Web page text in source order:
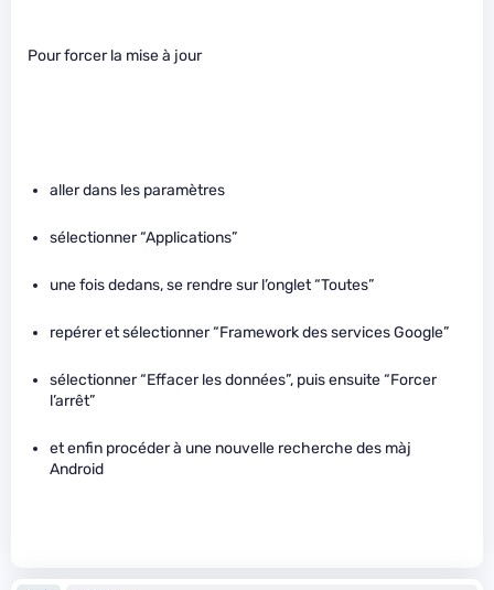
Pour forcer la mise à jour
aller dans les paramètres
sélectionner “Applications”
une fois dedans, se rendre sur l’onglet “Toutes”
repérer et sélectionner “Framework des services Google”
sélectionner “Effacer les données”, puis ensuite “Forcer
l’arrêt”
et enfin procéder à une nouvelle recherche des màj
Android